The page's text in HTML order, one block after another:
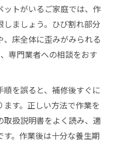
トがいるご家庭では、作
ましょう。ひび割れ部分
床全体に歪みがみられる
専門業者への相談をおす
を誤ると、補修後すぐに
す。正しい方法で作業を
扱説明書をよく読み、適
。作業後は十分な養生期